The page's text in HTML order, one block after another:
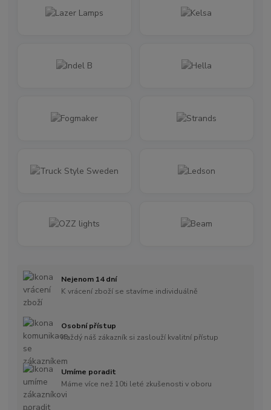
Nejenom 14 dní
K vrácení zboží se stavíme individuálně
Osobní přístup
Každý náš zákazník si zaslouží kvalitní přístup
Umíme poradit
Máme více než 10ti leté zkušenosti v oboru